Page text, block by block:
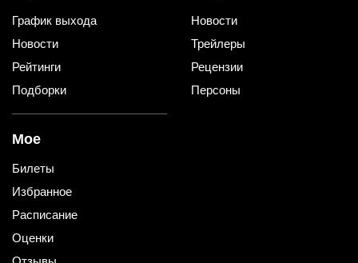
График выхода
Новости
Рейтинги
Подборки
Новости
Трейлеры
Рецензии
Персоны
Мое
Билеты
Избранное
Расписание
Оценки